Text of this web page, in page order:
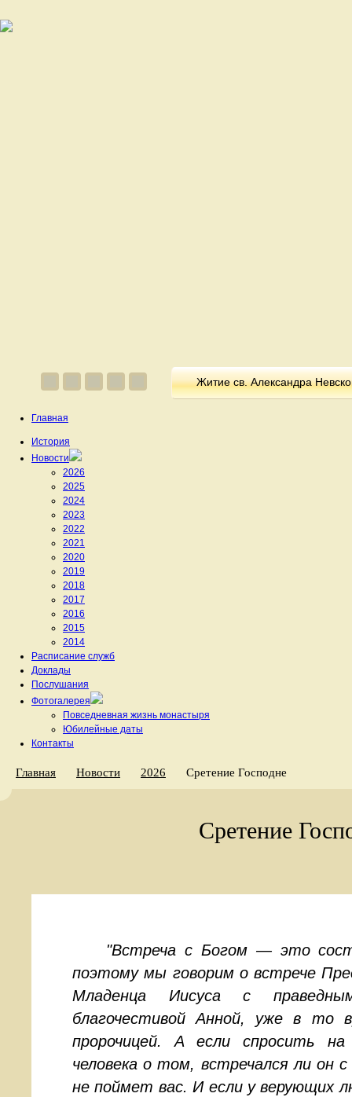
Житие св. Александра
Главная
История
Новости
2026
2025
2024
2023
2022
2021
2020
2019
2018
2017
2016
2015
2014
Расписание служб
Доклады
Послушания
Фотогалерея
Повседневная жизнь монастыря
Юбилейные даты
Контакты
Главная Новости 2026 Сретение Господне
Сретение
"Встреча с Богом — это
поэтому мы говорим о встрече
Младенца Иисуса с
благочестивой Анной, уже в то
пророчицей. А если спросить на
человека о том, встречался ли он
не поймет вас. И если у верующих